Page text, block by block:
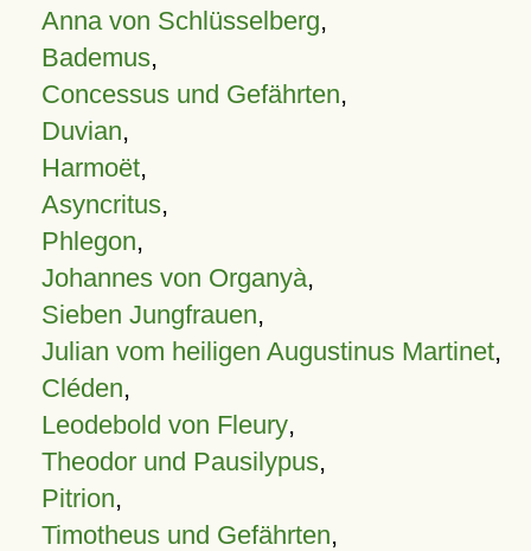
Anna von Schlüsselberg,
Bademus,
Concessus und Gefährten,
Duvian,
Harmoët,
Asyncritus,
Phlegon,
Johannes von Organyà,
Sieben Jungfrauen,
Julian vom heiligen Augustinus Martinet,
Cléden,
Leodebold von Fleury,
Theodor und Pausilypus,
Pitrion,
Timotheus und Gefährten,